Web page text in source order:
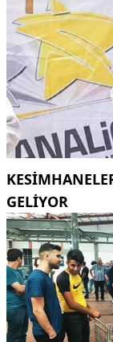
GELİYOR